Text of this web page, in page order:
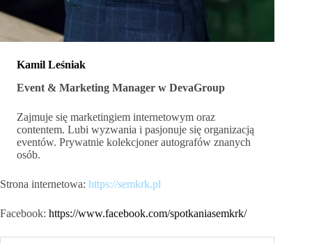
Kamil Leśniak
Event & Marketing Manager w DevaGroup
Zajmuje się marketingiem internetowym oraz
contentem. Lubi wyzwania i pasjonuje się organizacją
eventów. Prywatnie kolekcjoner autografów znanych
osób.
Strona internetowa: https://semkrk.pl
Facebook: https://www.facebook.com/spotkaniasemkrk/